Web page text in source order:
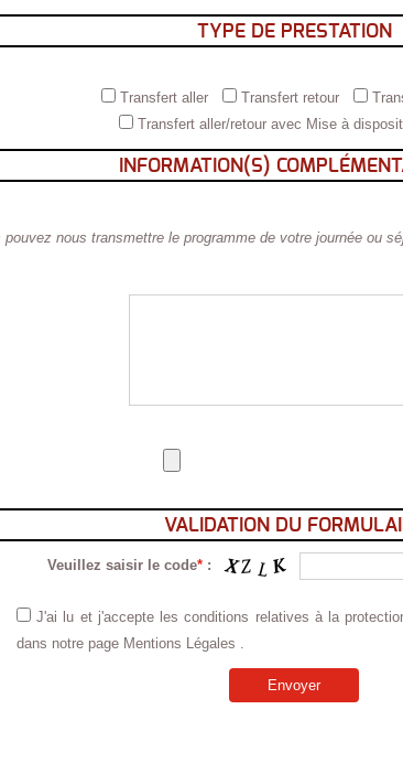
TYPE DE PRESTATION
Transfert aller Transfert retour
Transfert aller/retour avec Mise à
INFORMATION(S)
pouvez nous transmettre le programme de votre journée ou
VALIDATION DU
Veuillez saisir le code* :
J'ai lu et j'accepte les conditions relatives à la
dans notre page Mentions Légales .